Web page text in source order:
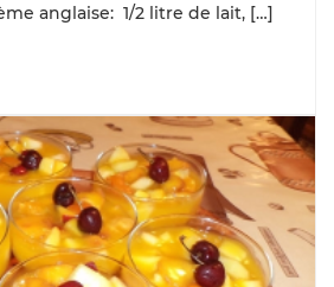
anglaise: 1/2 litre de lait, […]